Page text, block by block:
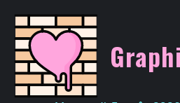
contenu